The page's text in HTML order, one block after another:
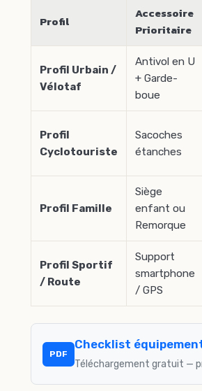
Profil
Accessoire
Prioritaire
Profil Urbain /
Vélotaf
Antivol en U
+ Garde-
boue
Profil
Cyclotouriste
Sacoches
étanches
Profil Famille
Siège
enfant ou
Remorque
Profil Sportif
/ Route
Support
smartphone
/ GPS
PDF
Checklist
Téléchargement gratuit —